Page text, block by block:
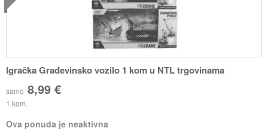
Igračka Građevinsko vozilo 1 kom u NTL trgovinama
samo 8,99 €
1 kom.
Ova ponuda je neaktivna